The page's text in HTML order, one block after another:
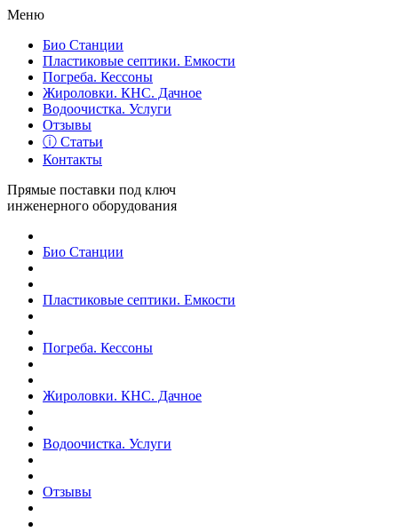
Меню
Био Станции
Пластиковые септики. Емкости
Погреба. Кессоны
Жироловки. КНС. Дачное
Водоочистка. Услуги
Отзывы
ⓘ Статьи
Контакты
Прямые поставки под ключ
инженерного оборудования
Био Станции
Пластиковые септики. Емкости
Погреба. Кессоны
Жироловки. КНС. Дачное
Водоочистка. Услуги
Отзывы